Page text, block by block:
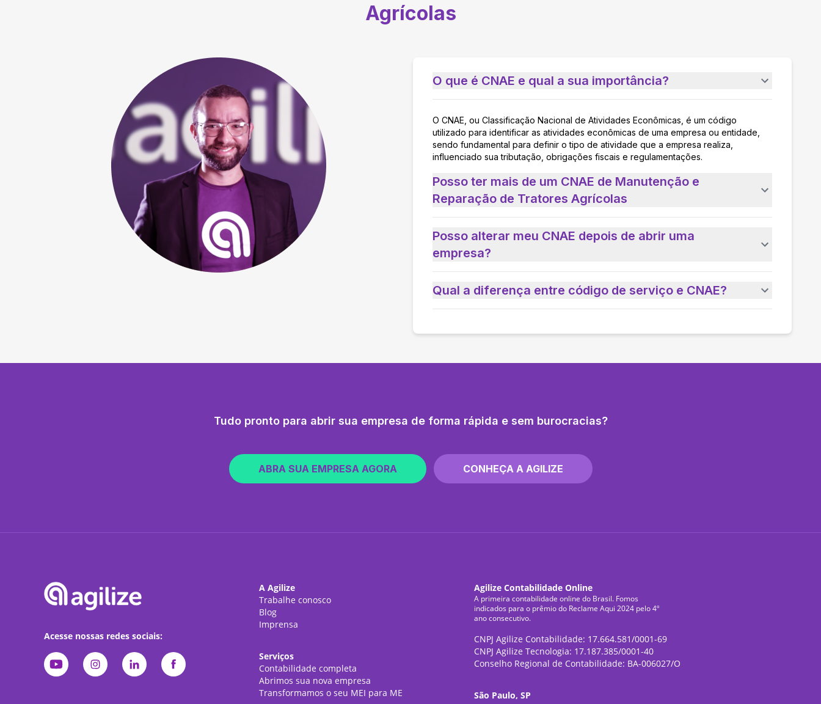
Agrícolas
O que é CNAE e qual a sua importância?
O CNAE, ou Classificação Nacional de Atividades Econômicas, é um código
utilizado para identificar as atividades econômicas de uma empresa ou entidade,
sendo fundamental para definir o tipo de atividade que a empresa realiza,
influenciado sua tributação, obrigações fiscais e regulamentações.
Posso ter mais de um CNAE de Manutenção e
Reparação de Tratores Agrícolas
Posso alterar meu CNAE depois de abrir uma
empresa?
Qual a diferença entre código de serviço e CNAE?
Tudo pronto para abrir sua empresa de forma rápida e sem burocracias?
ABRA SUA EMPRESA AGORA CONHEÇA A AGILIZE
Acesse nossas redes sociais:
A Agilize
Trabalhe conosco
Blog
Imprensa
Serviços
Contabilidade completa
Abrimos sua nova empresa
Transformamos o seu MEI para ME
Agilize Contabilidade Online
A primeira contabilidade online do Brasil. Fomos
indicados para o prêmio do Reclame Aqui 2024 pelo 4º
ano consecutivo.
CNPJ Agilize Contabilidade: 17.664.581/0001-69
CNPJ Agilize Tecnologia: 17.187.385/0001-40
Conselho Regional de Contabilidade: BA-006027/O
São Paulo, SP